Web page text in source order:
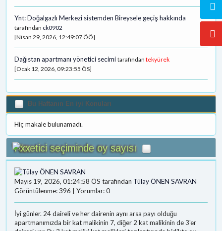
Ynt: Doğalgazlı Merkezi sistemden Bireysele geçiş hakkında
tarafından ck0902
[Nisan 29, 2026, 12:49:07 ÖÖ]
Dağıstan apartmanı yönetici secimi tarafından tekyürek
[Ocak 12, 2026, 09:23:55 ÖS]
Bu Haftanın En iyi Konuları
Hiç makale bulunamadı.
Yönetici seçiminde oy sayısı
Mayıs 19, 2026, 01:24:58 ÖS tarafından Tülay ÖNEN SAVRAN
Görüntülenme: 396 | Yorumlar: 0
İyi günler. 24 daireli ve her dairenin aynı arsa payı olduğu
apartmanımızda bir kat malikinin 7, diğer 2 kat malikinin de 3'er